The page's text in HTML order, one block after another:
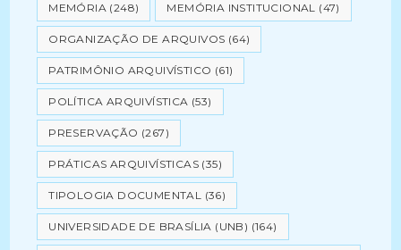
MEMÓRIA (248) MEMÓRIA INSTITUCIONAL (47)
ORGANIZAÇÃO DE ARQUIVOS (64)
PATRIMÔNIO ARQUIVÍSTICO (61)
POLÍTICA ARQUIVÍSTICA (53)
PRESERVAÇÃO (267)
PRÁTICAS ARQUIVÍSTICAS (35)
TIPOLOGIA DOCUMENTAL (36)
UNIVERSIDADE DE BRASÍLIA (UNB) (164)